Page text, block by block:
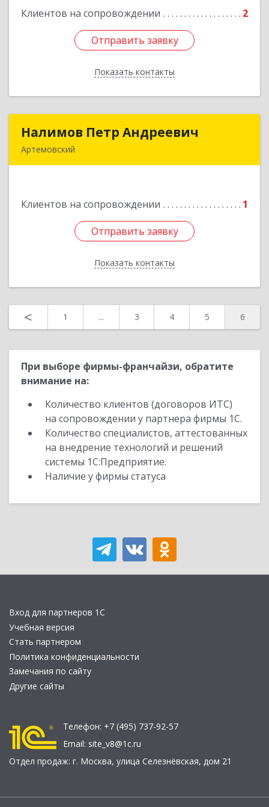
Клиентов на сопровождении 2
Отправить заявку
Показать контакты
Подробнее
Отправить заявку
Назад
Налимов Петр Андреевич
Артемовский
Клиентов на сопровождении 1
Отправить заявку
Показать контакты
Налимов Петр Андреевич
Подробнее
Отправить заявку
Назад
< 1 ... 3 4 5 6
При выборе фирмы-франчайзи, обратите
внимание на:
Количество клиентов (договоров ИТС)
на сопровождении у партнера фирмы 1С.
Количество специалистов, аттестованных
на внедрение технологий и решений
системы 1С:Предприятие.
Наличие у фирмы статуса
Вход для партнеров 1С
Учебная версия
Стать партнером
Политика конфиденциальности
Замечания по сайту
Другие сайты
Телефон: +7 (495) 737-92-57
Email: site_v8@1c.ru
Отдел продаж: г. Москва, улица Селезнёвская, дом 21